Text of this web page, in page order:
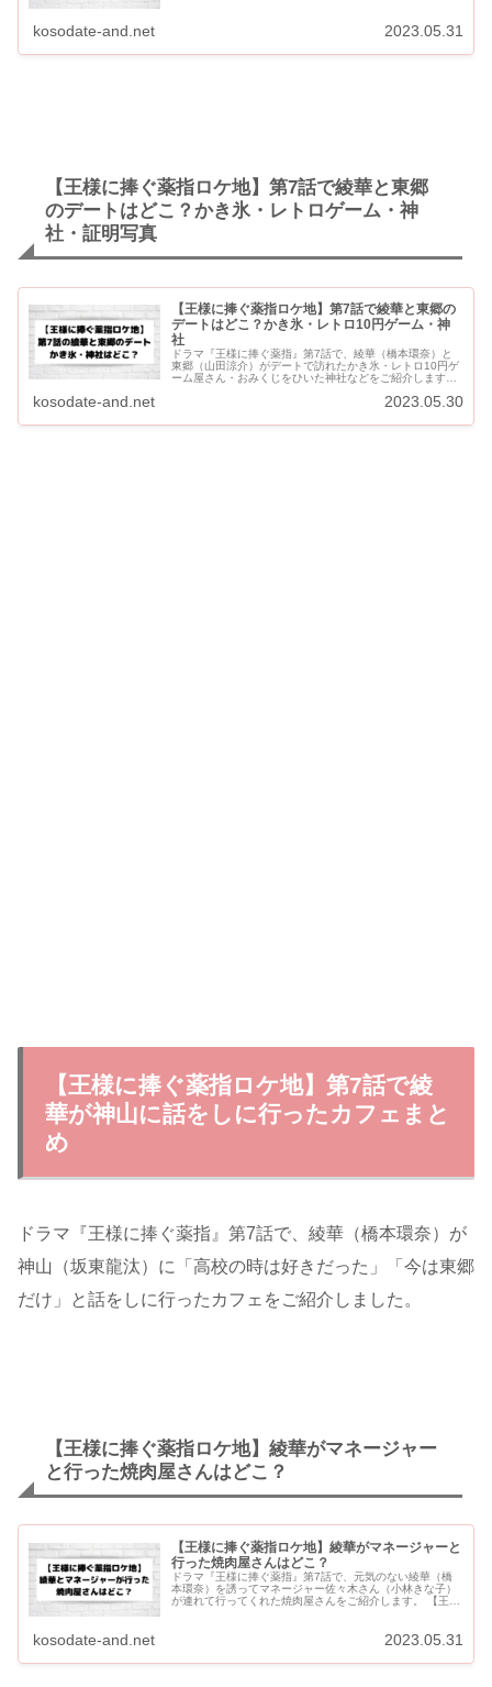
kosodate-and.net 2023.05.31
【王様に捧ぐ薬指ロケ地】第7話で綾華と東郷
のデートはどこ？かき氷・レトロゲーム・神
社・証明写真
【王様に捧ぐ薬指ロケ地】第7話で綾華と東郷の
デートはどこ？かき氷・レトロ10円ゲーム・神
社
ドラマ『王様に捧ぐ薬指』第7話で、綾華（橋本環奈）と
東郷（山田涼介）がデートで訪れたかき氷・レトロ10円ゲ
ーム屋さん・おみくじをひいた神社などをご紹介します。
kosodate-and.net 2023.05.30
【王様に捧ぐ薬指ロケ地】第7話で綾
華が神山に話をしに行ったカフェまと
め
ドラマ『王様に捧ぐ薬指』第7話で、綾華（橋本環奈）が
神山（坂東龍汰）に「高校の時は好きだった」「今は東郷
だけ」と話をしに行ったカフェをご紹介しました。
【王様に捧ぐ薬指ロケ地】綾華がマネージャー
と行った焼肉屋さんはどこ？
【王様に捧ぐ薬指ロケ地】綾華がマネージャーと
行った焼肉屋さんはどこ？
ドラマ『王様に捧ぐ薬指』第7話で、元気のない綾華（橋
本環奈）を誘ってマネージャー佐々木さん（小林きな子）
が連れて行ってくれた焼肉屋さんをご紹介します。 【王様
kosodate-and.net 2023.05.31